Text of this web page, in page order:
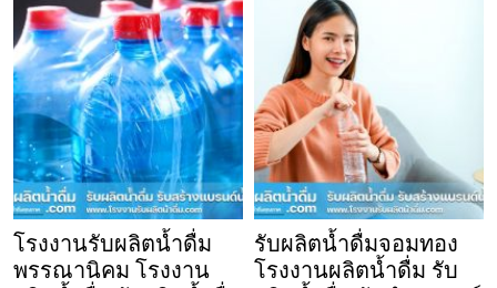
โรงงานรับผลิตน้ำดื่ม
พรรณานิคม โรงงาน
รับผลิตน้ำดื่มจอมทอง
โรงงานผลิตน้ำดื่ม รับ